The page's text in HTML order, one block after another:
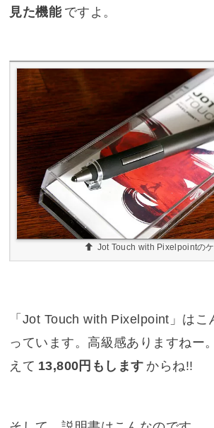
見た機能 ですよ。
Jot Touch with Pixelpointの
「Jot Touch with Pixelpoint」はこ
っています。高級感ありますねー
えて 13,800円もします からね!!